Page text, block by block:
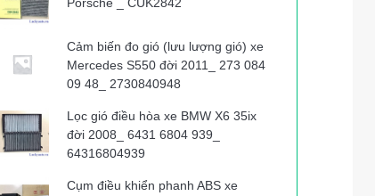
Porsche _ CUK2842
Cảm biến đo gió (lưu lượng gió) xe
Mercedes S550 đời 2011_ 273 084
09 48_ 2730840948
Lọc gió điều hòa xe BMW X6 35ix
đời 2008_ 6431 6804 939_
64316804939
Cụm điều khiển phanh ABS xe